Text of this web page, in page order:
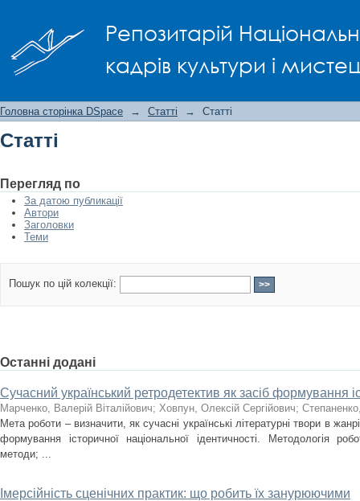
Репозитарій
кадрів культури і
Головна сторінка DSpace → Статті → Статті
Статті
Перегляд по
За датою публикації
Автори
Заголовки
Теми
Пошук по цій колекції:
Останні додані
Сучасний український ретродетектив як засіб формування
Марченко, Валерій Віталійович; Ховпун, Олексій Сергійович;
Мета роботи – визначити, як сучасні українські літературні твори в
формування історичної національної ідентичності. Методологія
методи; ...
Імерсійність сценічних практик: що робить їх занурюючими